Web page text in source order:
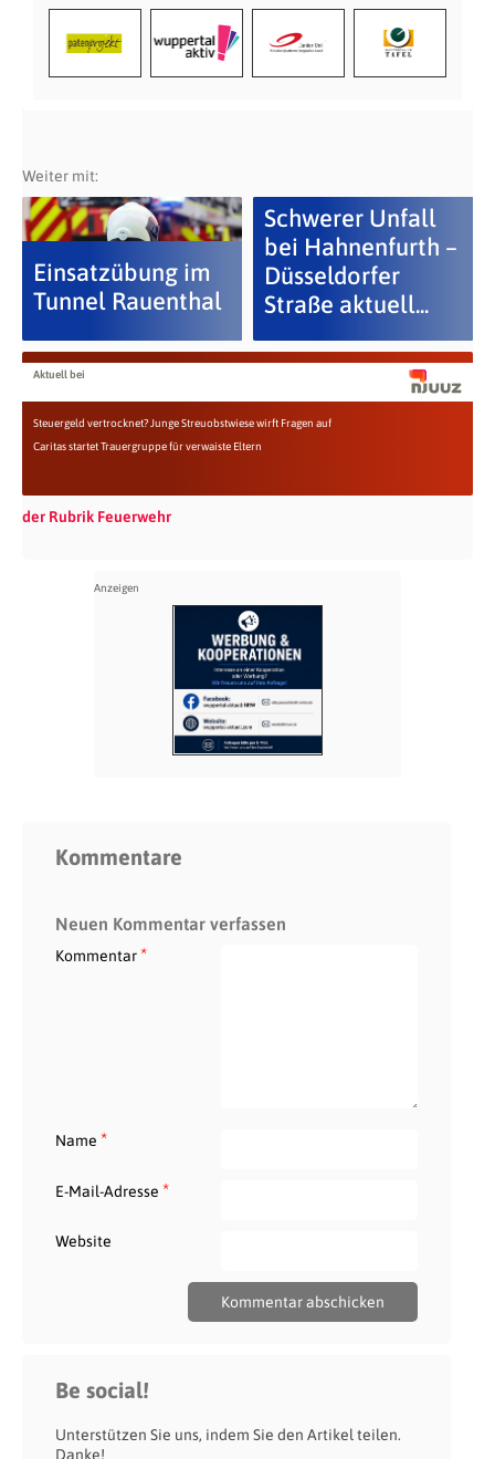
Weiter mit:
Einsatzübung im
Tunnel Rauenthal
Schwerer Unfall
bei Hahnenfurth –
Düsseldorfer
Straße aktuell...
Aktuell bei
Steuergeld vertrocknet? Junge Streuobstwiese wirft Fragen auf
Caritas startet Trauergruppe für verwaiste Eltern
der Rubrik Feuerwehr
Kommentare
Neuen Kommentar verfassen
Kommentar*
Name *
E-Mail-Adresse *
Website
Be social!
Unterstützen Sie uns, indem Sie den Artikel teilen.
Danke!